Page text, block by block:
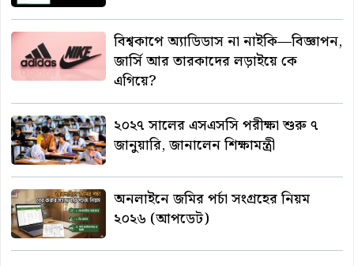
বিশ্বকাপে অ্যাডিডাস না নাইকি—বিজ্ঞাপন,
জার্সি আর তারকাদের লড়াইয়ে কে
এগিয়ে?
২০২৭ সালের এসএসসি পরীক্ষা শুরু ৭
জানুয়ারি, জানালেন শিক্ষামন্ত্রী
অনলাইনে জমির পর্চা সংগ্রহের নিয়ম
২০২৬ (আপডেট)